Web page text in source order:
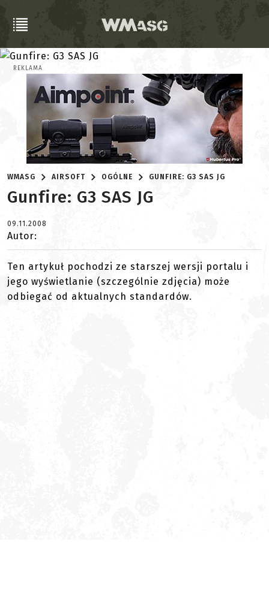
REKLAMA
WMASG AIRSOFT OGÓLNE GUNFIRE: G3 SAS JG
Gunfire: G3 SAS JG
09.11.2008
Autor:
Ten artykuł pochodzi ze starszej wersji portalu i
jego wyświetlanie (szczególnie zdjęcia) może
odbiegać od aktualnych standardów.